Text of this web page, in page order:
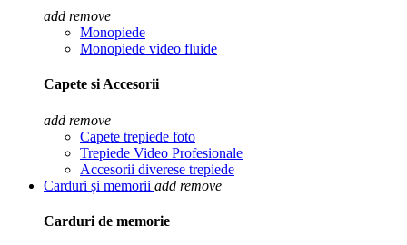
add remove
Monopiede
Monopiede video fluide
Capete si Accesorii
add remove
Capete trepiede foto
Trepiede Video Profesionale
Accesorii diverese trepiede
Carduri și memorii add remove
Carduri de memorie